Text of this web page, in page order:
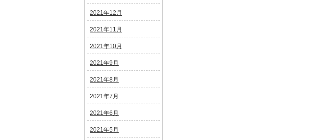
2021年12月
2021年11月
2021年10月
2021年9月
2021年8月
2021年7月
2021年6月
2021年5月